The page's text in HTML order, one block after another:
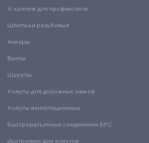
V-крепеж для профнастила
Шпильки резьбовые
Анкеры
Винты
Шурупы
Хомуты для дорожных знаков
Хомуты вентиляционные
Быстроразъемные соединения БРС
Инструмент для хомутов